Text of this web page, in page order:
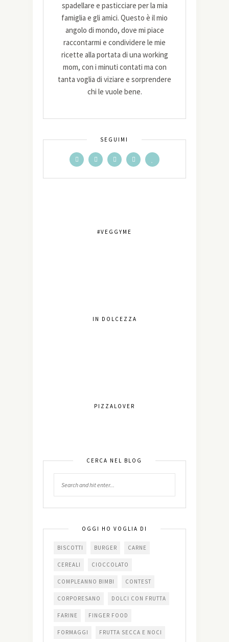
spadellare e pasticciare per la mia
famiglia e gli amici. Questo è il mio
angolo di mondo, dove mi piace
raccontarmi e condividere le mie
ricette alla portata di una working
mom, con i minuti contati ma con
tanta voglia di viziare e sorprendere
chi le vuole bene.
SEGUIMI
#VEGGYME
IN DOLCEZZA
PIZZALOVER
CERCA NEL BLOG
OGGI HO VOGLIA DI
BISCOTTI BURGER CARNE
CEREALI CIOCCOLATO
COMPLEANNO BIMBI CONTEST
CORPORESANO DOLCI CON FRUTTA
FARINE FINGER FOOD
FORMAGGI FRUTTA SECCA E NOCI